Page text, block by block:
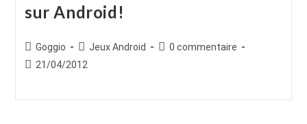
sur Android!
Auteur/autrice
de
Goggio
Post
category:
Jeux Android
Commentaires
0 commentaire
Publication
21/04/2012